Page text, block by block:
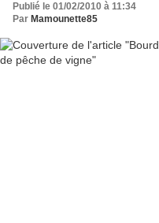
Publié le 01/02/2010 à 11:34
Par Mamounette85